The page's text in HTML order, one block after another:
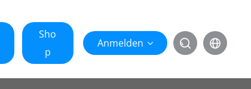
Sho
p
Anmelden  